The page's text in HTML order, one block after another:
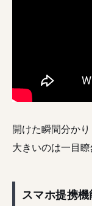
開けた瞬間分か
大きいのは一目瞭
スマホ提携